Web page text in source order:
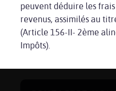
peuvent déduire les frais
revenus, assimilés au
(Article 156-II- 2ème
Impôts).